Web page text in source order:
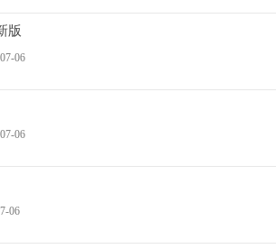
千幻蝶、风铃儿
长封印、驾驭宠物和干扰控制
用自己层出不穷的控制效果进行辅助。先手依
的攻击中附加宠物的部分伤害，高速猎人配合
版
06
06
06